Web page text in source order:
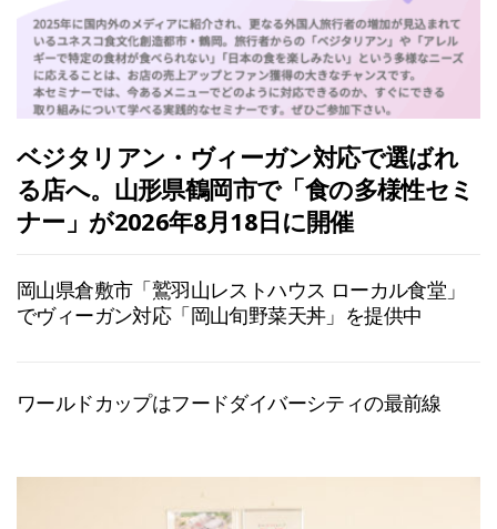
ベジタリアン・ヴィーガン対応で選ばれ
る店へ。山形県鶴岡市で「食の多様性セミ
ナー」が2026年8月18日に開催
岡山県倉敷市「鷲羽山レストハウス ローカル食堂」
でヴィーガン対応「岡山旬野菜天丼」を提供中
ワールドカップはフードダイバーシティの最前線